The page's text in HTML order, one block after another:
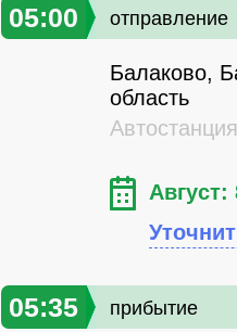
05:00 отправление
Балаково,
область
Август:
05:35 прибытие